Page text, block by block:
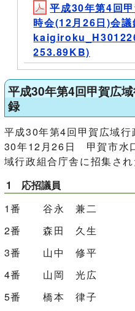
平成30年第4回
時会(12月26日)会議
253.89KB)
平成30年第4回甲賀広
録
平成30年第4回甲賀広域
30年12月26日 甲賀市水
域行政組合庁舎に招集され
1 応招議員
1番 谷永 兼二
2番 森田 久生
3番 山中 修平
4番 山岡 光広
5番 橋本 律子